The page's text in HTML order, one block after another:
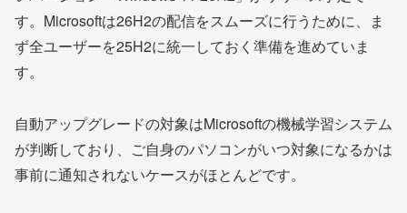
す。Microsoftは26H2の配信をスムーズに行うために、ま
ず全ユーザーを25H2に統一しておく準備を進めていま
す。
自動アップグレードの対象はMicrosoftの機械学習システム
が判断しており、ご自身のパソコンがいつ対象になるかは
事前に通知されないケースがほとんどです。